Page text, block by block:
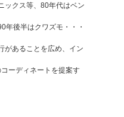
ックス等、80年代はベン
年後半はクワズモ・・・
があることを広め、イン
ーディネートを提案す